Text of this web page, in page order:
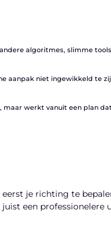
algoritmes, slimme
aanpak niet ingewikkeld te
maar werkt vanuit een plan
je richting te
een professionelere